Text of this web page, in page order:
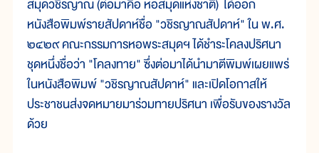
สมุดวชิรญาณ (ต่อมาคือ หอสมุดแห่งชาติ) ได้ออก
หนังสือพิมพ์รายสัปดาห์ชื่อ "วชิรญาณสัปดาห์" ใน พ.ศ.
๒๔๒๙ คณะกรรมการหอพระสมุดฯ ได้ชำระโคลงปริศนา
ชุดหนึ่งชื่อว่า "โคลงทาย" ซึ่งต่อมาได้นำมาตีพิมพ์เผยแพร่
ในหนังสือพิมพ์ "วชิรญาณสัปดาห์" และเปิดโอกาสให้
ประชาชนส่งจดหมายมาร่วมทายปริศนา เพื่อรับของรางวัล
ด้วย